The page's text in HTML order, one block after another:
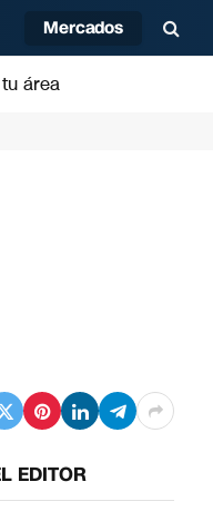
Mercados
área
EDITOR